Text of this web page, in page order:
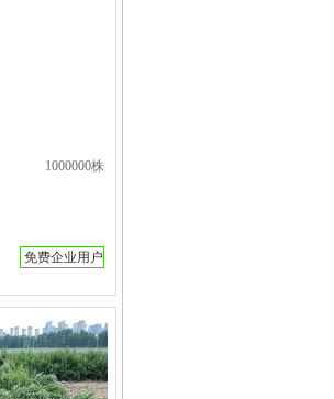
1000000株
免费企业用户